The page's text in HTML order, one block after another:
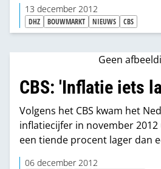
13 december 2012
DHZ BOUWMARKT NIEUWS CBS
Geen
CBS: 'Inflatie iets
Volgens het CBS kwam het
inflatiecijfer in november 2012
een tiende procent lager dan
destijds de hoogste inflatie in
06 december 2012